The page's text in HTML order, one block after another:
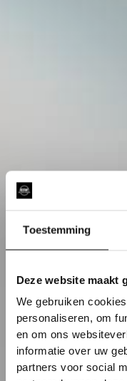
Toestemming
Deze website maakt
We gebruiken
personaliseren, om
en om ons
informatie over uw
partners voor social